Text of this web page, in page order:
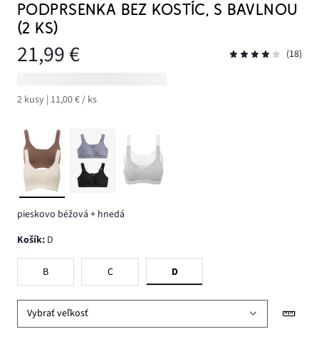
PODPRSENKA BEZ KOSTÍC, S BAVLNOU
(2 KS)
21,99 € (18)
2 kusy | 11,00 € / ks
pieskovo béžová + hnedá
Košík: D
B C D
Vybrať veľkosť